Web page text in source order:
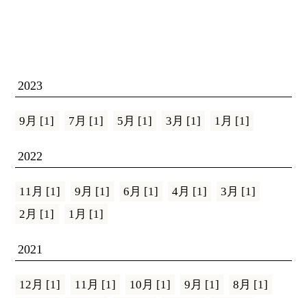
2023
9月 [1] 7月 [1] 5月 [1] 3月 [1] 1月 [1]
2022
11月 [1] 9月 [1] 6月 [1] 4月 [1]
3月 [1]
2月 [1]
1月 [1]
2021
12月 [1] 11月 [1] 10月 [1] 9月 [1]
8月 [1]